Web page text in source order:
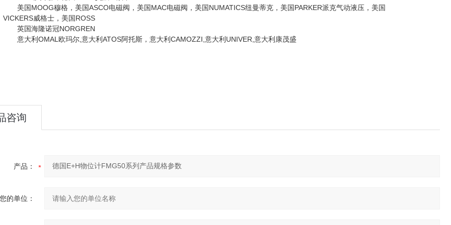
美国MOOG穆格，美国ASCO电磁阀，美国MAC电磁阀，美国NUMATICS纽曼蒂克，美国PARKER派克气动液压，美国
VICKERS威格士，美国ROSS
英国海隆诺冠NORGREN
意大利OMAL欧玛尔,意大利ATOS阿托斯，意大利CAMOZZI,意大利UNIVER,意大利康茂盛
咨询
产品：
您的单位：